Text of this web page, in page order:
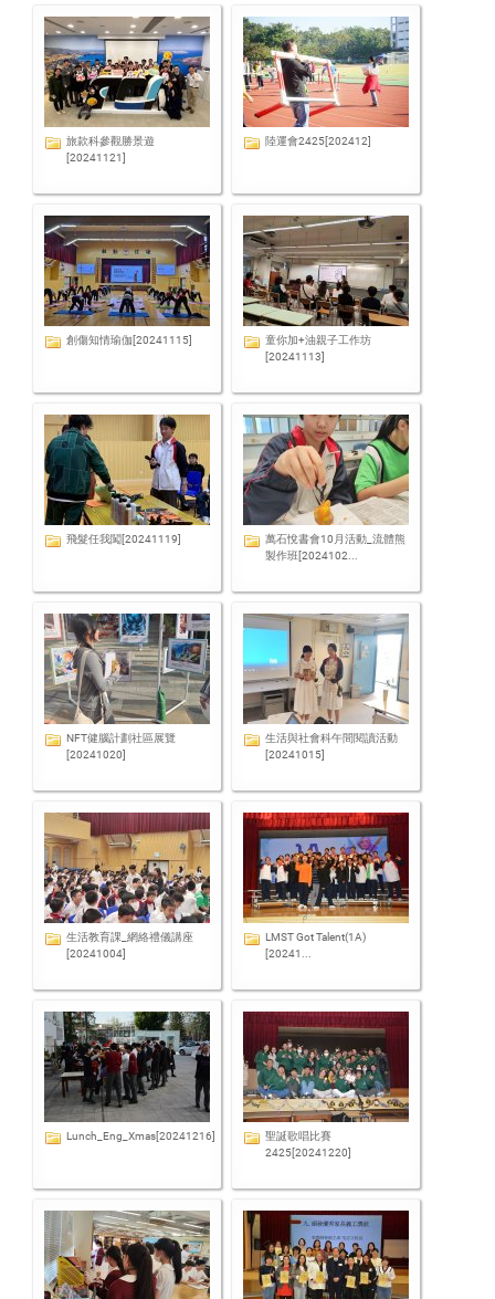
旅款科參觀勝景遊
[20241121]
陸運會2425[202412]
創傷知情瑜伽[20241115]
童你加+油親子工作坊
[20241113]
飛髮任我闖[20241119]
萬石悅書會10月活動_流體熊
製作班[2024102...
NFT健腦計劃社區展覽
[20241020]
生活與社會科午間閱讀活動
[20241015]
生活教育課_網絡禮儀講座
[20241004]
LMST Got Talent(1A)
[20241...
Lunch_Eng_Xmas[20241216]
聖誕歌唱比賽
2425[20241220]